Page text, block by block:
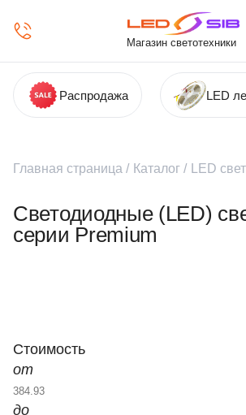
Магазин светотехники
Распродажа LED
Главная страница / Каталог / LED
Светодиодные (LED)
серии Premium
Стоимость
от
до